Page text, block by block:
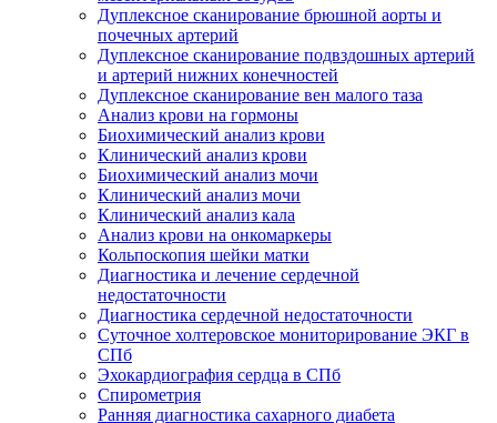
Дуплексное сканирование брюшной аорты и
почечных артерий
Дуплексное сканирование подвздошных артерий
и артерий нижних конечностей
Дуплексное сканирование вен малого таза
Анализ крови на гормоны
Биохимический анализ крови
Клинический анализ крови
Биохимический анализ мочи
Клинический анализ мочи
Клинический анализ кала
Анализ крови на онкомаркеры
Кольпоскопия шейки матки
Диагностика и лечение сердечной
недостаточности
Диагностика сердечной недостаточности
Суточное холтеровское мониторирование ЭКГ в
СПб
Эхокардиография сердца в СПб
Спирометрия
Ранняя диагностика сахарного диабета